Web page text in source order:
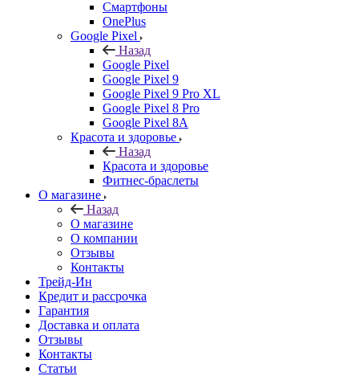
Смартфоны
OnePlus
Google Pixel
Назад
Google Pixel
Google Pixel 9
Google Pixel 9 Pro XL
Google Pixel 8 Pro
Google Pixel 8A
Красота и здоровье
Назад
Красота и здоровье
Фитнес-браслеты
О магазине
Назад
О магазине
О компании
Отзывы
Контакты
Трейд-Ин
Кредит и рассрочка
Гарантия
Доставка и оплата
Отзывы
Контакты
Статьи